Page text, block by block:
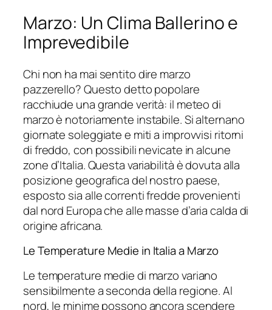
Marzo: Un Clima Ballerino e
Imprevedibile
Chi non ha mai sentito dire marzo
pazzerello? Questo detto popolare
racchiude una grande verità: il meteo di
marzo è notoriamente instabile. Si alternano
giornate soleggiate e miti a improvvisi ritorni
di freddo, con possibili nevicate in alcune
zone d’Italia. Questa variabilità è dovuta alla
posizione geografica del nostro paese,
esposto sia alle correnti fredde provenienti
dal nord Europa che alle masse d’aria calda di
origine africana.
Le Temperature Medie in Italia a Marzo
Le temperature medie di marzo variano
sensibilmente a seconda della regione. Al
nord, le minime possono ancora scendere